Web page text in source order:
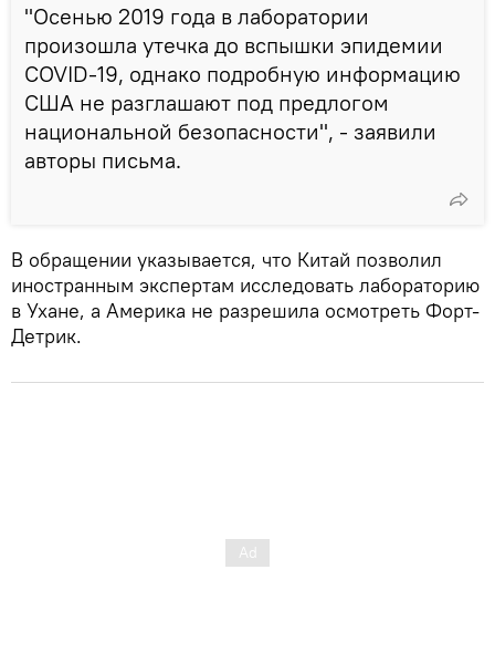
"Осенью 2019 года в лаборатории
произошла утечка до вспышки эпидемии
COVID-19, однако подробную информацию
США не разглашают под предлогом
национальной безопасности", - заявили
авторы письма.
В обращении указывается, что Китай позволил
иностранным экспертам исследовать лабораторию
в Ухане, а Америка не разрешила осмотреть Форт-
Детрик.